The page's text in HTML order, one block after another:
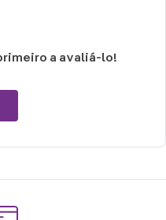
a avaliá-lo!